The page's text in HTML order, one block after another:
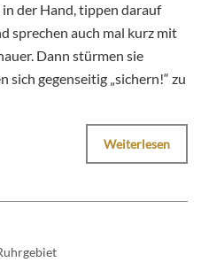
der Hand, tippen darauf
sprechen auch mal kurz mit
Dann stürmen sie
sich gegenseitig „sichern!“ zu
Weiterlesen